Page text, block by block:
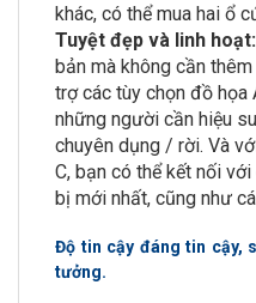
khác, có thể mua hai ổ
Tuyệt đẹp và linh hoạt:
bản mà không cần
trợ các tùy chọn đồ họa
những người cần hiệu
chuyên dụng / rời. Và
C, bạn có thể kết nối
bị mới nhất, cũng như
Độ tin cậy đáng tin cậy,
tưởng.